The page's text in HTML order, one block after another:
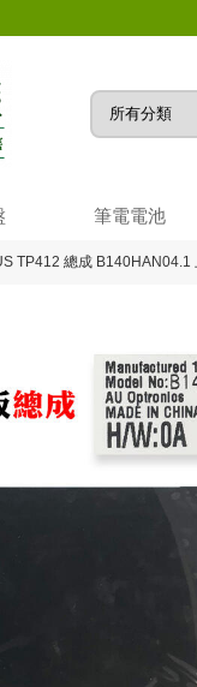
筆電電池
TP412 總成 B140HAN04.1